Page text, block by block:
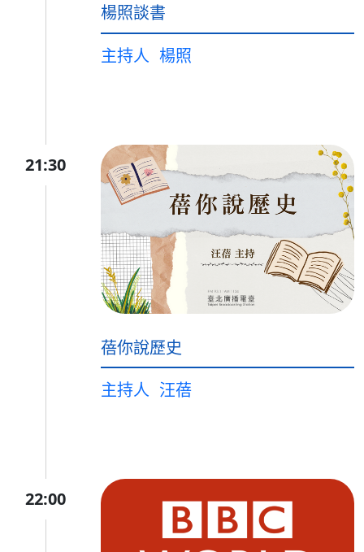
楊照談書
主持人 楊照
21:30
蓓你說歷史
主持人 汪蓓
22:00